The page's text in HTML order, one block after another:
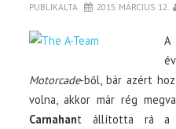
PUBLIKÁLTA 2015. MÁRCIUS 12.
A
Motorcade-ből, bár azért
volna, akkor már rég
Carnahant állította rá a